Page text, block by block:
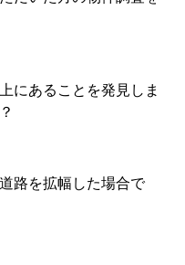
にあることを発見しま
路を拡幅した場合で